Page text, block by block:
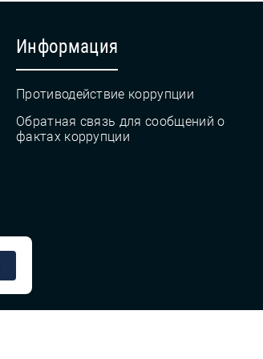
Информация
Противодействие коррупции
Обратная связь для сообщений о
фактах коррупции